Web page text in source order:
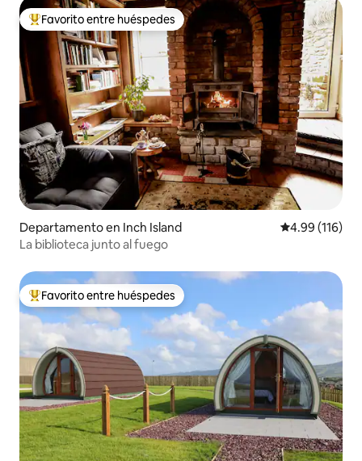
De los mejores en Favorito entre huéspedes
Favorito entre huéspedes
Departamento en Inch Island Calificación
4.99 (116)
La biblioteca junto al fuego
De los mejores en Favorito entre huéspedes
Favorito entre huéspedes